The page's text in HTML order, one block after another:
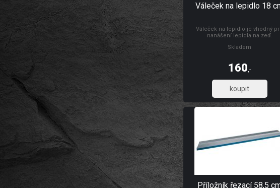
Váleček na lepidlo 18
Váleček na lepidlo je vhodný
nanášení lepidla na zeď.
Skladem
160 ,-
132,23
Příložník řezací 58,5